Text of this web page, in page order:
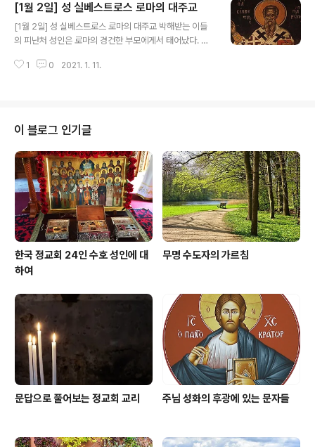
였다. 성인의 부모님인 이시도로스와 아가티는 경건한 그
리스도인이었으나 불행히도 아버지는 성인이 세 살 되던
해에 돌아가시고 말았다. 어릴적 성인의 세례명은 프로코
으로 치유되는 경험을 하였다. 사로프 수도원 열일곱 살이
[1월 2일] 성 실베스트로스 로마의 대주교
[1월 2일] 성 실베스트로스 로마의 대주교 박해받는 이들
의 피난처 성인은 로마의 경건한 부모에게서 태어났다. 어
찾는 이들에게 용감히 은신처를 마련해 주곤 하였다. 성인
를 이어 로마의 대주교가 되셨다. 이후 성인께서는 양떼들
을 돌보는 사목과 교회의 가르침들을 지켜나가는 일에서
진정한 베드로 사도의 후계자임을 증명해 보이셨다. 성인
께서는 가난한 이들을 위해 언제나 식량을 준비해 두셨고,
이교도들의 풍습과 교회의 관습을 구별하기 위해 필요한
규정들을 만드셨다. 그리고 여러 가지 기적..
1 0 2021. 1. 11.
이 블로그 인기글
한국 정교회 24인 수호 성인에 대
하여
무명 수도자의 가르침
문답으로 풀어보는 정교회 교리 주님 성화의 후광에 있는 문자들